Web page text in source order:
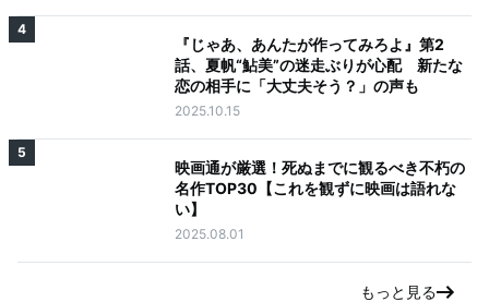
4
『じゃあ、あんたが作ってみろよ』第2
話、夏帆“鮎美”の迷走ぶりが心配 新たな
恋の相手に「大丈夫そう？」の声も
2025.10.15
5
映画通が厳選！死ぬまでに観るべき不朽の
名作TOP30【これを観ずに映画は語れな
い】
2025.08.01
もっと見る